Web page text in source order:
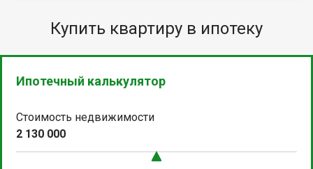
Купить квартиру в ипотеку
Ипотечный калькулятор
Стоимость недвижимости
2 130 000